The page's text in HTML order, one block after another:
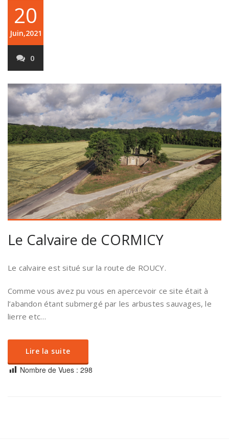
20
Juin,2021
0
Le Calvaire de CORMICY
Le calvaire est situé sur la route de ROUCY.
Comme vous avez pu vous en apercevoir ce site était à
l’abandon étant submergé par les arbustes sauvages, le
lierre etc…
Lire la suite
Nombre de Vues : 298